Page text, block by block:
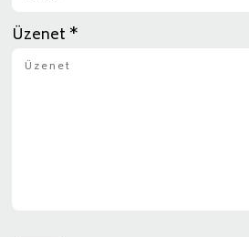
Üzenet *